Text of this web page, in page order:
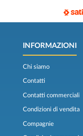
INFORMAZIONI
Chi siamo
Contatti
Contatti commerciali
Condizioni di vendita
Compagnie